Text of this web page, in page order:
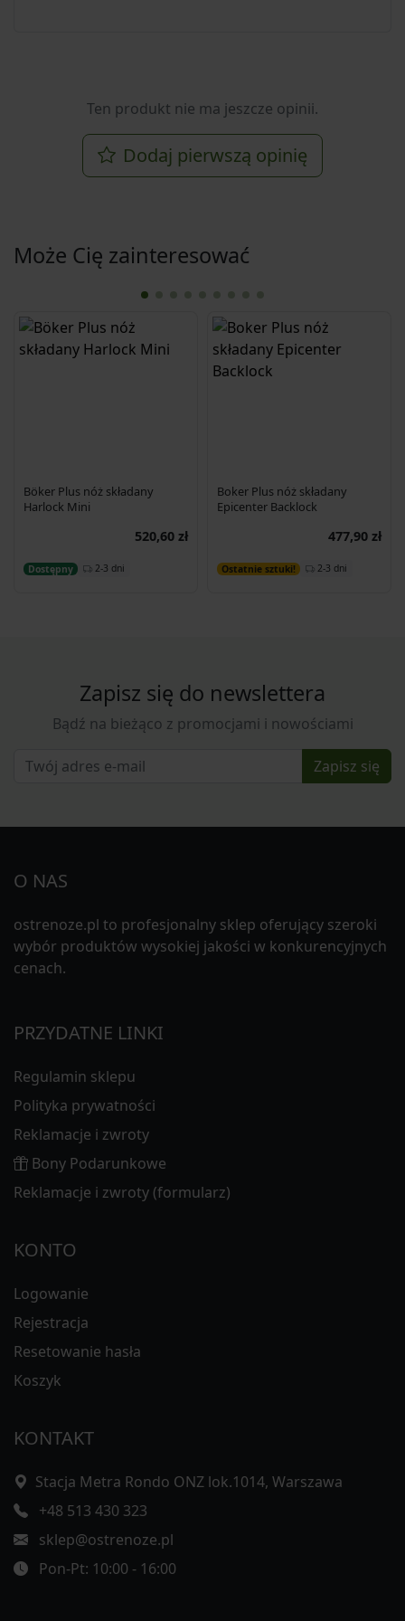
Ten produkt nie ma jeszcze opinii.
Dodaj pierwszą opinię
Może Cię zainteresować
Böker Plus nóż składany
Harlock Mini
520,60 zł
Dostępny 2-3 dni
Dodaj do koszyka
Boker Plus nóż składany
Epicenter Backlock
477,90 zł
Ostatnie sztuki! 2-3 dni
Dodaj do koszyka
Zapisz się do newslettera
Bądź na bieżąco z promocjami i nowościami
Zapisz się
O NAS
ostrenoze.pl to profesjonalny sklep oferujący szeroki
wybór produktów wysokiej jakości w konkurencyjnych
cenach.
PRZYDATNE LINKI
Regulamin sklepu
Polityka prywatności
Reklamacje i zwroty
Bony Podarunkowe
Reklamacje i zwroty (formularz)
KONTO
Logowanie
Rejestracja
Resetowanie hasła
Koszyk
KONTAKT
Stacja Metra Rondo ONZ lok.1014, Warszawa
+48 513 430 323
sklep@ostrenoze.pl
Pon-Pt: 10:00 - 16:00